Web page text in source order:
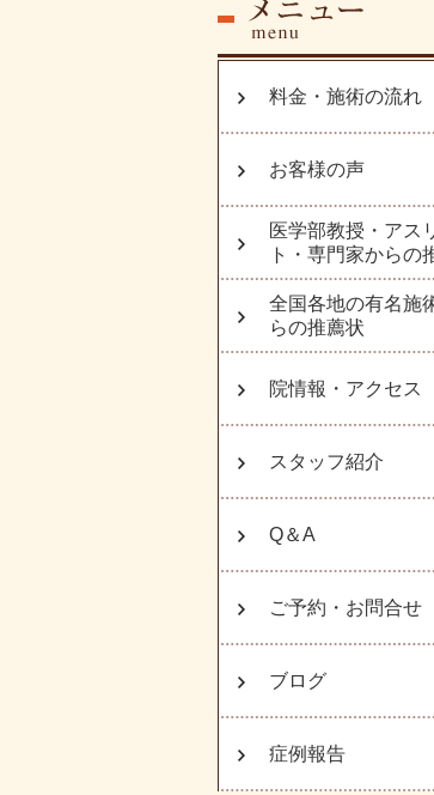
料金・施術の流れ
お客様の声
医学部教授・アス
ト・専門家からの
全国各地の有名施
らの推薦状
院情報・アクセス
スタッフ紹介
Q＆A
ご予約・お問合せ
ブログ
症例報告